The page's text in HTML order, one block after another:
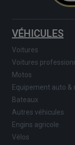
VÉHICULES
Voitures
Voitures
Motos
Equipement auto &
Bateaux
Autres véhicules
Engins agricole
Vélos